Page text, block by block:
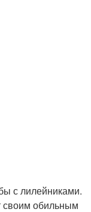
с лилейниками.
своим обильным